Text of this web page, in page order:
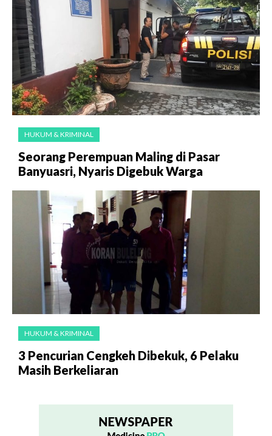
HUKUM & KRIMINAL
Seorang Perempuan Maling di Pasar
Banyuasri, Nyaris Digebuk Warga
HUKUM & KRIMINAL
3 Pencurian Cengkeh Dibekuk, 6 Pelaku
Masih Berkeliaran